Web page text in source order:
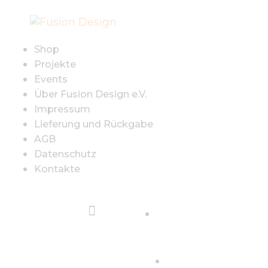
Shop
Projekte
Events
Über Fusion Design e.V.
Impressum
Lieferung und Rückgabe
AGB
Datenschutz
Kontakte
SHOP
PROJEKTE
EVENTS
ÜBER FUSION
DESIGN E.V.
LIEFERUNG UND